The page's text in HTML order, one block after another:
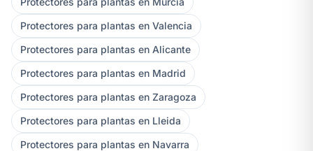
Protectores para plantas en Valencia
Protectores para plantas en Alicante
Protectores para plantas en Madrid
Protectores para plantas en Zaragoza
Protectores para plantas en Lleida
Protectores para plantas en Navarra